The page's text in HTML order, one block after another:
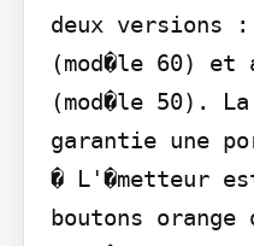
deux versions :
(mod�le 60) et
(mod�le 50).
garantie une
� L'�metteur
boutons